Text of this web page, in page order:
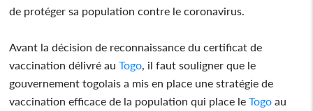
de protéger sa population contre le coronavirus.
Avant la décision de reconnaissance du certificat de
vaccination délivré auTogo, il faut souligner que le
gouvernement togolais a mis en place une stratégie de
vaccination efficace de la population qui place leTogo au